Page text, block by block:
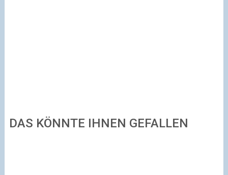
DAS KÖNNTE IHNEN GEFALLEN